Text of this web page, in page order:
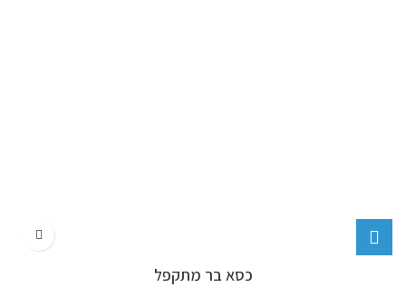
כסא בר מתקפל